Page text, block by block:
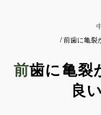
前歯に亀裂
前歯に亀裂が入ってしまいどうすれば
良